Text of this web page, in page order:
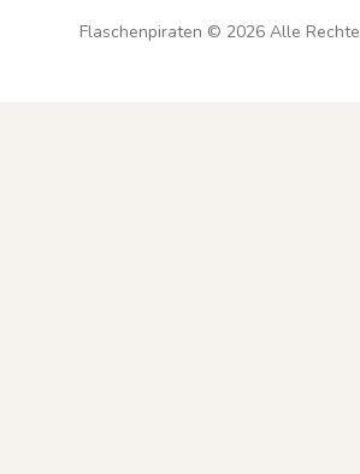
Flaschenpiraten © 2026Alle